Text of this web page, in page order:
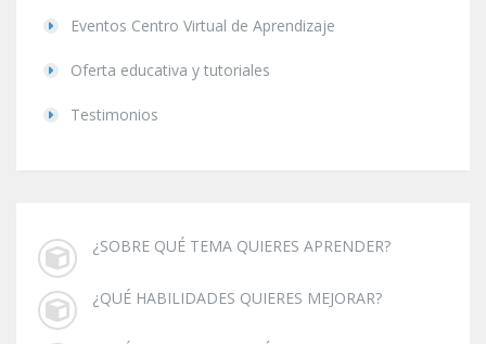
Eventos Centro Virtual de Aprendizaje
Oferta educativa y tutoriales
Testimonios
¿SOBRE QUÉ TEMA QUIERES APRENDER?
¿QUÉ HABILIDADES QUIERES MEJORAR?